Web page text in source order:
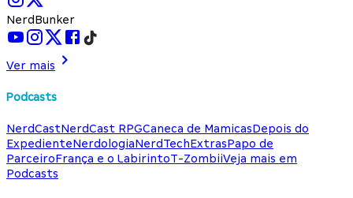
NerdBunker
Ver mais
Podcasts
NerdCastNerdCast RPGCaneca de MamicasDepois do
ExpedienteNerdologiaNerdTechExtrasPapo de
ParceiroFrança e o LabirintoT-ZombiiVeja mais em
Podcasts